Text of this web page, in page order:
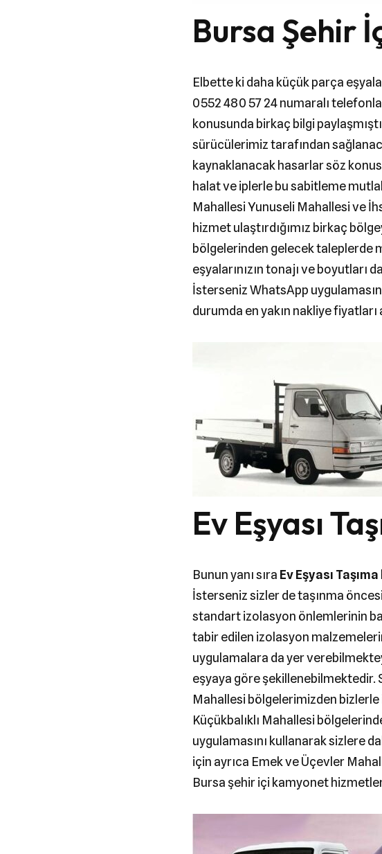
Bursa Şehir
Elbette ki daha küçük parça
0552 480 57 24 numaralı
konusunda birkaç bilgi
sürücülerimiz tarafından
kaynaklanacak hasarlar söz
halat ve iplerle bu sabitleme
Mahallesi Yunuseli Mahallesi ve
hizmet ulaştırdığımız birkaç
bölgelerinden gelecek taleplerde
eşyalarınızın tonajı ve boyutları
İsterseniz WhatsApp
durumda en yakın nakliye
Ev Eşyası
Bunun yanı sıra Ev Eşyası Taşıma
İsterseniz sizler de taşınma
standart izolasyon önlemlerinin
tabir edilen izolasyon
uygulamalara da yer
eşyaya göre şekillenebilmektedir.
Mahallesi bölgelerimizden
Küçükbalıklı Mahallesi
uygulamasını kullanarak sizlere
için ayrıca Emek ve Üçevler
Bursa şehir içi kamyonet